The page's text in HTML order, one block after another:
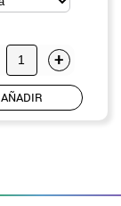
+
AÑADIR